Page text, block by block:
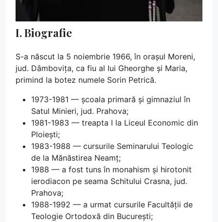
I. Biografie
S-a născut la 5 noiembrie 1966, în orașul Moreni,
jud. Dâmbovița, ca fiu al lui Gheorghe și Maria,
primind la botez numele Sorin Petrică.
1973-1981 — școala primară și gimnaziul în
Satul Minieri, jud. Prahova;
1981-1983 — treapta I la Liceul Economic din
Ploiești;
1983-1988 — cursurile Seminarului Teologic
de la Mănăstirea Neamț;
1988 — a fost tuns în monahism și hirotonit
ierodiacon pe seama Schitului Crasna, jud.
Prahova;
1988-1992 — a urmat cursurile Facultății de
Teologie Ortodoxă din București;